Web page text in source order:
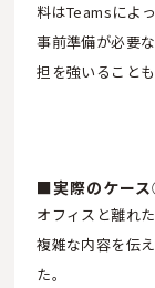
料はTeamsによ
事前準備が必要
担を強いること
■実際のケー
オフィスと離れ
複雑な内容を伝
た。